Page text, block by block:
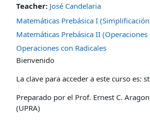
Teacher: José Candelaria
Matemáticas Prebásica I
Matemáticas Prebásica II (Operaciones
Operaciones con Radicales
Bienvenido
La clave para acceder a este curso es:
Preparado por el Prof. Ernest C.
(UPRA)